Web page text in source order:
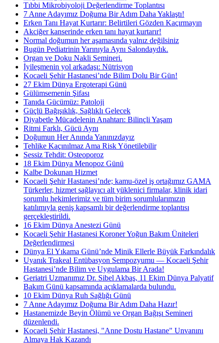
Tıbbi Mikrobiyoloji Değerlendirme Toplantısı
7 Anne Adayımız Doğuma Bir Adım Daha Yaklaştı!
Erken Tanı Hayat Kurtarır: Belirtileri Gözden Kaçırmayın
Akciğer kanserinde erken tanı hayat kurtarır!
Normal doğumun her aşamasında yalnız değilsiniz
Bugün Pediatrinin Yarınıyla Aynı Salondaydık.
Organ ve Doku Nakli Semineri.
İyileşmenin yol arkadaşı: Nütrisyon
Kocaeli Şehir Hastanesi’nde Bilim Dolu Bir Gün!
27 Ekim Dünya Ergoterapi Günü
Gülümsemenin Şifası
Tanıda Gücümüz: Patoloji
Güçlü Bağışıklık, Sağlıklı Gelecek
Diyabetle Mücadelenin Anahtarı: Bilinçli Yaşam
Ritmi Farklı, Gücü Aynı
Doğumun Her Anında Yanınızdayız
Tehlike Kaçınılmaz Ama Risk Yönetilebilir
Sessiz Tehdit: Osteoporoz
18 Ekim Dünya Menopoz Günü
Kalbe Dokunan Hizmet
Kocaeli Şehir Hastanesi’nde; kamu-özel iş ortağımız GAMA
Türkerler, hizmet sağlayıcı alt yüklenici firmalar, klinik idari
sorumlu hekimlerimiz ve tüm birim sorumlularımızın
katılımıyla geniş kapsamlı bir değerlendirme toplantısı
gerçekleştirildi.
16 Ekim Dünya Anestezi Günü
Kocaeli Şehir Hastanesi Koroner Yoğun Bakım Üniteleri
Değerlendirmesi
Dünya El Yıkama Günü’nde Minik Ellerle Büyük Farkındalık
Uyanık Trakeal Entübasyon Sempozyumu — Kocaeli Şehir
Hastanesi’nde Bilim ve Uygulama Bir Arada!
Geriatri Uzmanımız Dr. Sibel Akbaş, 11 Ekim Dünya Palyatif
Bakım Günü kapsamında açıklamalarda bulundu.
10 Ekim Dünya Ruh Sağlığı Günü
7 Anne Adayımız Doğuma Bir Adım Daha Hazır!
Hastanemizde Beyin Ölümü ve Organ Bağışı Semineri
düzenlendi.
Kocaeli Şehir Hastanesi, "Anne Dostu Hastane" Unvanını
Almaya Hak Kazandı